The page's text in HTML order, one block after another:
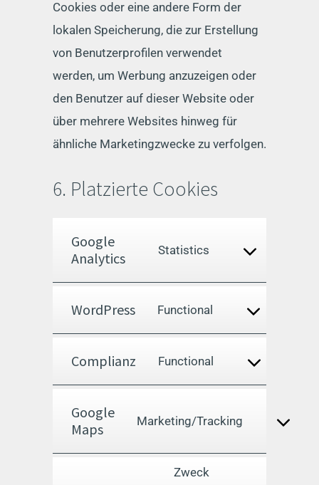
Cookies oder eine andere Form der
lokalen Speicherung, die zur Erstellung
von Benutzerprofilen verwendet
werden, um Werbung anzuzeigen oder
den Benutzer auf dieser Website oder
über mehrere Websites hinweg für
ähnliche Marketingzwecke zu verfolgen.
6. Platzierte Cookies
Google
Analytics
Statistics Consent
google-
WordPress Functional
Consent
to
service
Complianz Functional
Consent
to
complianz
Google
Maps
Marketing/Tracking Consent
Zweck